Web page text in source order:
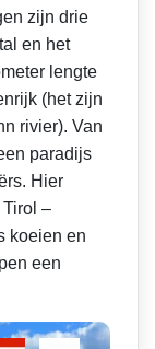
zijn drie
en het
lengte
(het zijn
rivier). Van
paradijs
Hier
–
koeien en
een